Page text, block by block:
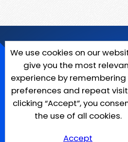
We use cookies on our
give you the most
experience by remembering
preferences and repeat
clicking “Accept”, you
the use of all cookies.
Accept